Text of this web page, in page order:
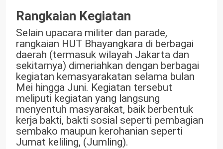
Rangkaian Kegiatan
Selain upacara militer dan parade,
rangkaian HUT Bhayangkara di berbagai
daerah (termasuk wilayah Jakarta dan
sekitarnya) dimeriahkan dengan berbagai
kegiatan kemasyarakatan selama bulan
Mei hingga Juni. Kegiatan tersebut
meliputi kegiatan yang langsung
menyentuh masyarakat, baik berbentuk
kerja bakti, bakti sosial seperti pembagian
sembako maupun kerohanian seperti
Jumat keliling, (Jumling).